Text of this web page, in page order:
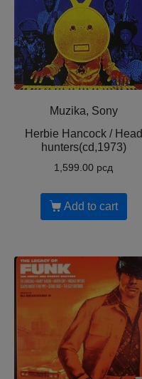
Muzika, Sony
Herbie Hancock / Head
hunters(cd,1973)
1,599.00 рсд
Add to cart